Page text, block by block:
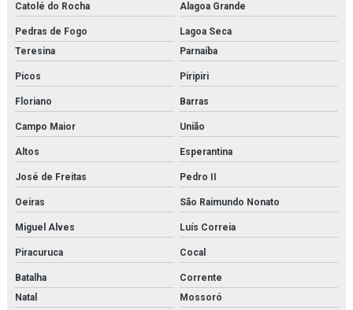
Catolé do Rocha Alagoa Grande
Pedras de Fogo
Lagoa Seca
Teresina
Parnaíba
Picos Piripiri
Floriano Barras
Campo Maior União
Altos Esperantina
José de Freitas Pedro II
Oeiras São Raimundo Nonato
Miguel Alves Luís Correia
Piracuruca Cocal
Batalha
Corrente
Natal
Mossoró